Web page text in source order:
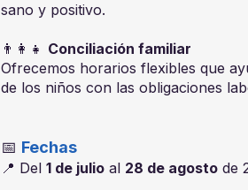
sano y positivo.
👨‍👩‍👧 Conciliación familiar
Ofrecemos horarios flexibles que
de los niños con las obligaciones
📅 Fechas
📍 Del 1 de julio al 28 de agosto de